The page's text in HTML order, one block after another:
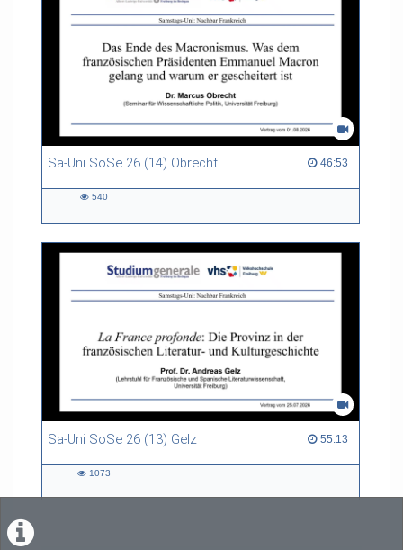
Sa-Uni SoSe 26 (14) Obrecht 46:53
46:53 duration
540
Sa-Uni SoSe 26 (13) Gelz 55:13
55:13 duration
1073